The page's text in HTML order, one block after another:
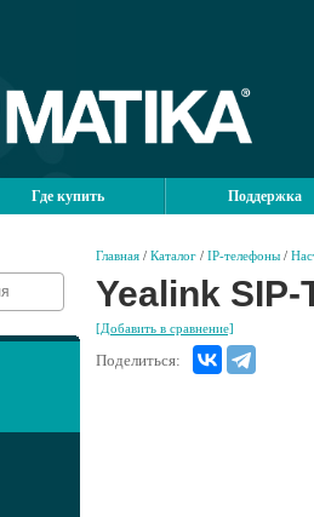
Где купить Поддержка
Главная / Каталог / IP-телефоны /
Yealink SIP-
[Добавить в сравнение]
Поделиться: